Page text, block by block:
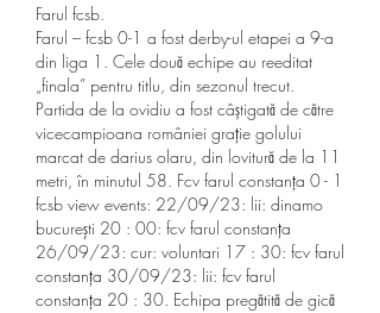
Farul fcsb.
Farul – fcsb 0-1 a fost derby-ul etapei a 9-a
din liga 1. Cele două echipe au reeditat
„finala” pentru titlu, din sezonul trecut.
Partida de la ovidiu a fost câștigată de către
vicecampioana româniei grație golului
marcat de darius olaru, din lovitură de la 11
metri, în minutul 58. Fcv farul constanţa 0 - 1
fcsb view events: 22/09/23: lii: dinamo
bucureşti 20 : 00: fcv farul constanţa
26/09/23: cur: voluntari 17 : 30: fcv farul
constanţa 30/09/23: lii: fcv farul
constanţa 20 : 30. Echipa pregătită de gică